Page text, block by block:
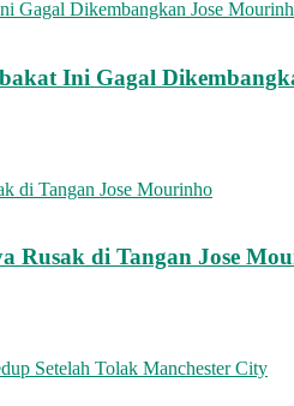
Ini Gagal
Rusak di Tangan Jose